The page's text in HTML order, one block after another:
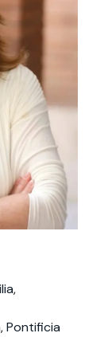
Facultades
Pontificia